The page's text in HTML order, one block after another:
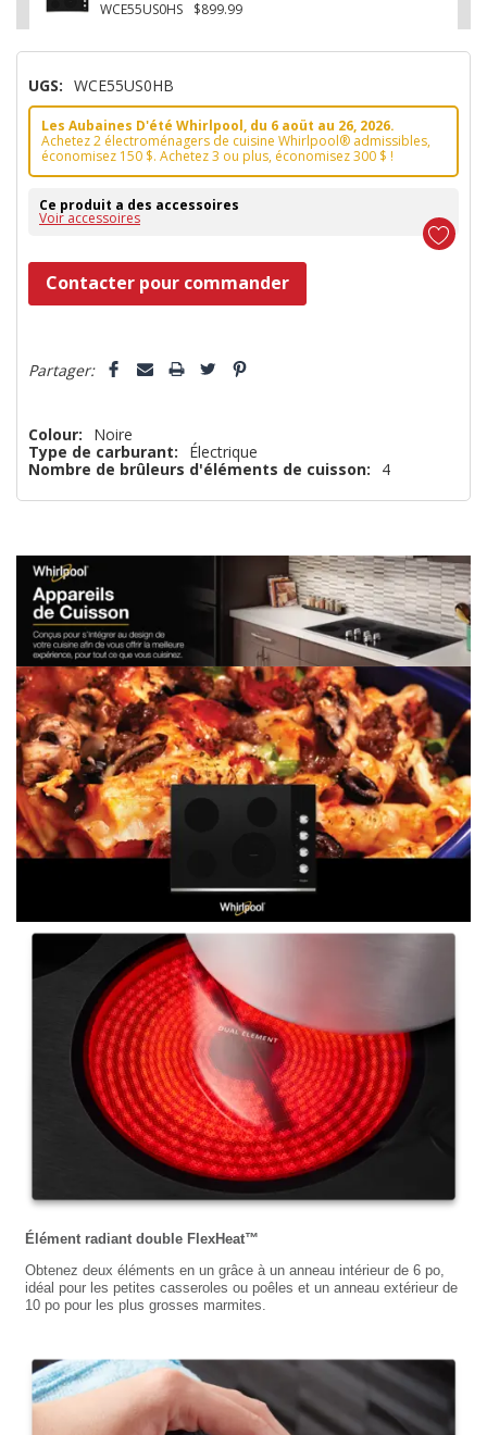
WCE55US0HS $899.99
UGS: WCE55US0HB
Les Aubaines D'été Whirlpool, du 6 aoüt au 26, 2026.
Achetez 2 électroménagers de cuisine Whirlpool® admissibles,
économisez 150 $. Achetez 3 ou plus, économisez 300 $ !
Ce produit a des accessoires
Voir accessoires
Dépêchez-
vous!
n’en
plus
que
Contacter pour commander
Partager:
Colour:
Noire
Type de carburant:
Électrique
Nombre de brûleurs d'éléments de cuisson:
4